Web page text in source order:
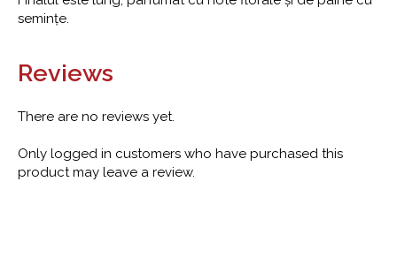
semințe.
Reviews
There are no reviews yet.
Only logged in customers who have purchased this
product may leave a review.